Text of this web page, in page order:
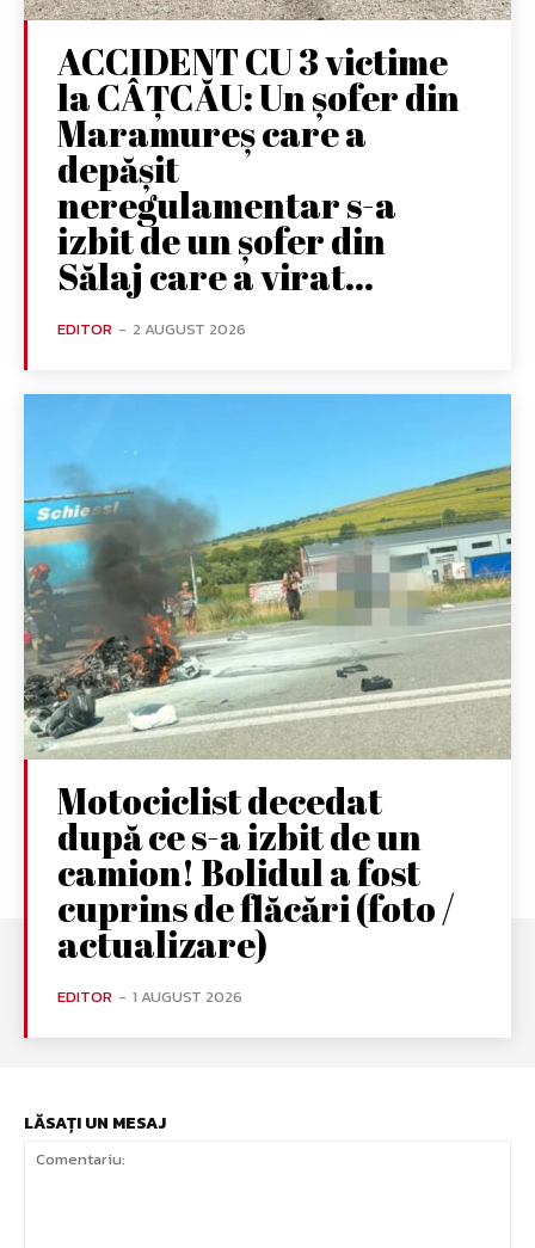
ACCIDENT CU 3 victime
la CÂȚCĂU: Un șofer din
Maramureș care a
depășit
neregulamentar s-a
izbit de un șofer din
Sălaj care a virat...
EDITOR - 2 AUGUST 2026
Motociclist decedat
după ce s-a izbit de un
camion! Bolidul a fost
cuprins de flăcări (foto /
actualizare)
EDITOR - 1 AUGUST 2026
LĂSAȚI UN MESAJ